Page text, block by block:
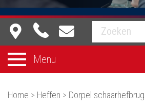
Equipment dat voor je werkt
Menu
Home > Heffen > Dorpel schaarhefbrug